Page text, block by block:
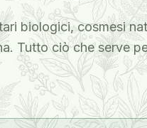
biologici, cosmesi
Tutto ciò che serve